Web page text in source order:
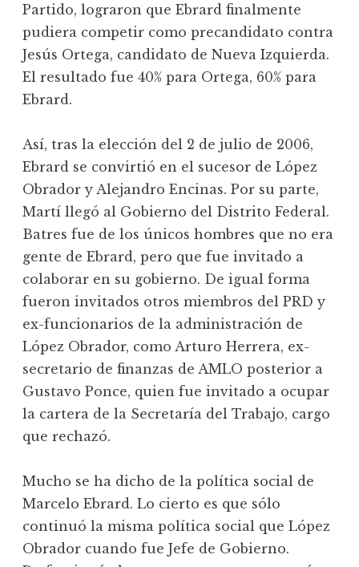
Partido, lograron que Ebrard finalmente
pudiera competir como precandidato contra
Jesús Ortega, candidato de Nueva Izquierda.
El resultado fue 40% para Ortega, 60% para
Ebrard.
Así, tras la elección del 2 de julio de 2006,
Ebrard se convirtió en el sucesor de López
Obrador y Alejandro Encinas. Por su parte,
Martí llegó al Gobierno del Distrito Federal.
Batres fue de los únicos hombres que no era
gente de Ebrard, pero que fue invitado a
colaborar en su gobierno. De igual forma
fueron invitados otros miembros del PRD y
ex-funcionarios de la administración de
López Obrador, como Arturo Herrera, ex-
secretario de finanzas de AMLO posterior a
Gustavo Ponce, quien fue invitado a ocupar
la cartera de la Secretaría del Trabajo, cargo
que rechazó.
Mucho se ha dicho de la política social de
Marcelo Ebrard. Lo cierto es que sólo
continuó la misma política social que López
Obrador cuando fue Jefe de Gobierno.